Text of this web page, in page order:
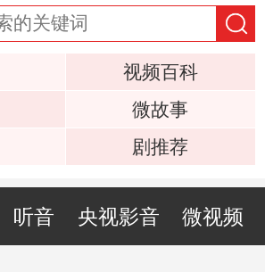
视频百科
微故事
剧推荐
听音 央视影音 微视频